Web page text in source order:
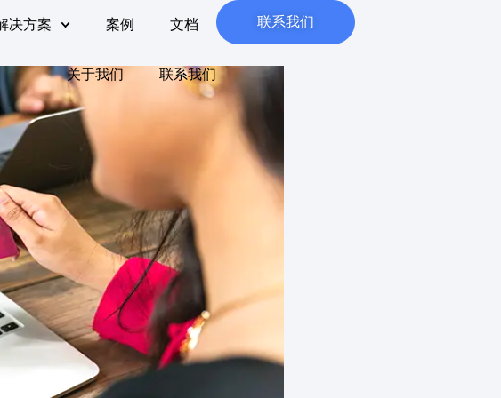
决方案 案例 文档
关于我们 联系我们
联系我们